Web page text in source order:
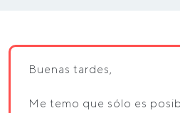
Buenas tardes,
Me temo que sólo es